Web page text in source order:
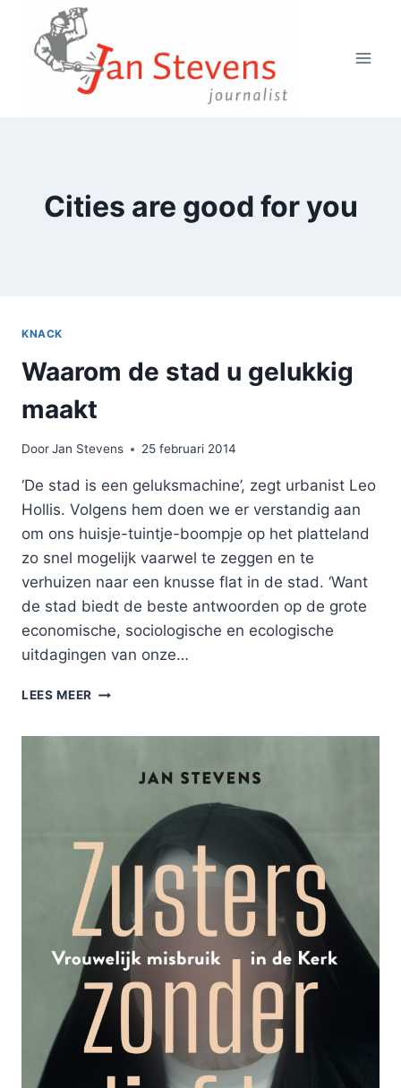
Doorgaan
inhoud
Cities are good for you
KNACK
Waarom de stad u gelukkig
maakt
DoorJan Stevens 25 februari 2014
‘De stad is een geluksmachine’, zegt urbanist Leo
Hollis. Volgens hem doen we er verstandig aan
om ons huisje-tuintje-boompje op het platteland
zo snel mogelijk vaarwel te zeggen en te
verhuizen naar een knusse flat in de stad. ‘Want
de stad biedt de beste antwoorden op de grote
economische, sociologische en ecologische
uitdagingen van onze…
LEES MEER WAAROM
MAAKT